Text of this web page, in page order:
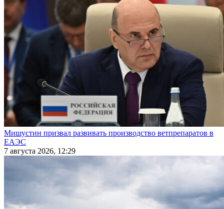
Мишустин призвал развивать производство ветпрепаратов в
ЕАЭС
7 августа 2026, 12:29